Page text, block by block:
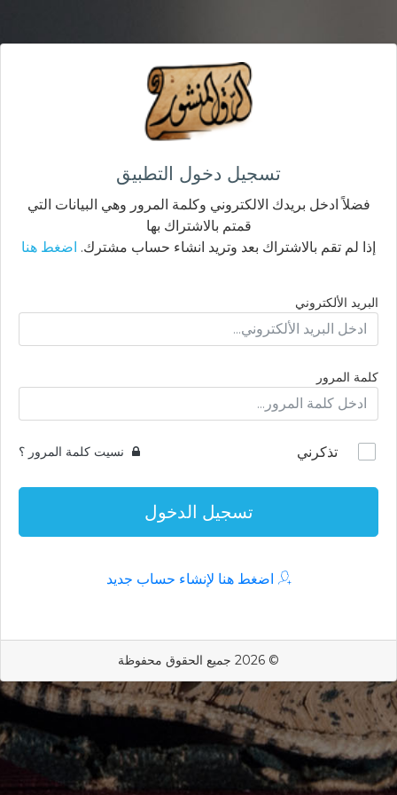
تسجيل دخول التطبيق
فضلاً ادخل بريدك الالكتروني وكلمة المرور وهي البيانات التي
قمتم بالاشتراك بها
إذا لم تقم بالاشتراك بعد وتريد انشاء حساب مشترك. اضغط هنا
البريد الألكتروني
كلمة المرور
تذكرني نسيت كلمة المرور ؟
تسجيل الدخول
اضغط هنا لإنشاء حساب جديد
© 2026 جميع الحقوق محفوظة